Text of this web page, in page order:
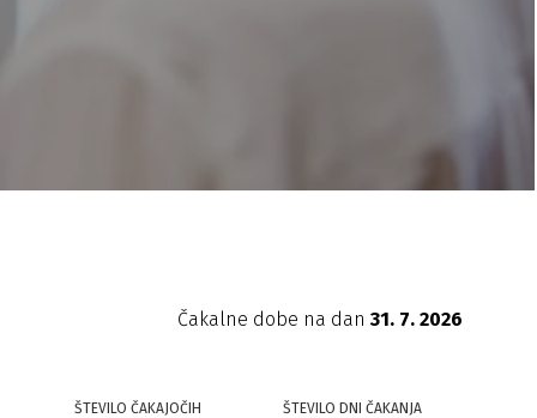
Čakalne dobe na dan 31. 7. 2026
ŠTEVILO ČAKAJOČIH ŠTEVILO DNI ČAKANJA